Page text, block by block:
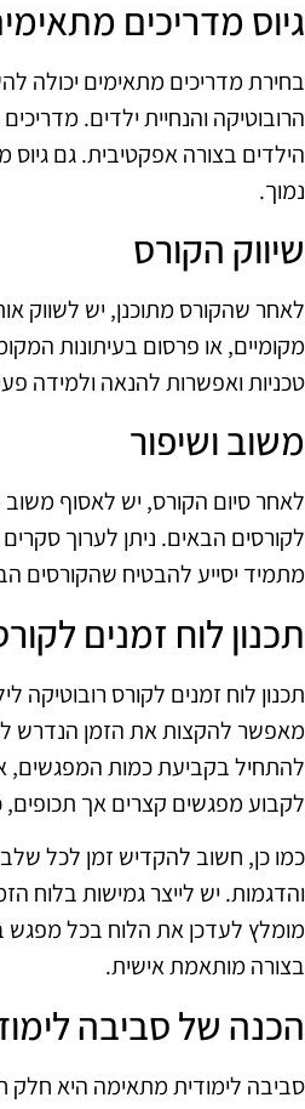
גיוס מדריכים
בחירת מדריכים מתאימים יכולה
הרובוטיקה והנחיית ילדים.
הילדים בצורה אפקטיבית. גם
נמוך.
שיווק הקורס
לאחר שהקורס מתוכנן, יש לשווק
מקומיים, או פרסום בעיתונות
טכניות ואפשרות להנאה ולמידה
משוב ושיפור
לאחר סיום הקורס, יש לאסוף
לקורסים הבאים. ניתן לערוך
מתמיד יסייע להבטיח שהקורסים
תכנון לוח זמנים
תכנון לוח זמנים לקורס
מאפשר להקצות את הזמן הנדרש
להתחיל בקביעת כמות המפגשים,
לקבוע מפגשים קצרים אך תכופים,
כמו כן, חשוב להקדיש זמן לכל שלב
והדגמות. יש לייצר גמישות
מומלץ לעדכן את הלוח בכל
בצורה מותאמת אישית.
הכנה של סביבה
סביבה לימודית מתאימה היא חלק